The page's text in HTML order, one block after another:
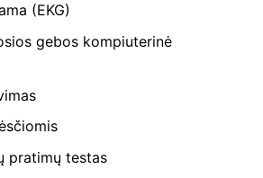
(EKG)
gebos kompiuterinė
pratimų testas